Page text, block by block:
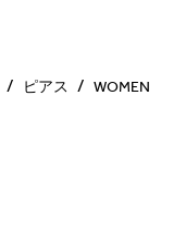
ピアス WOMEN